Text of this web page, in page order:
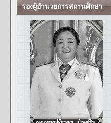
รองผู้อำนวยการสถานศึกษา